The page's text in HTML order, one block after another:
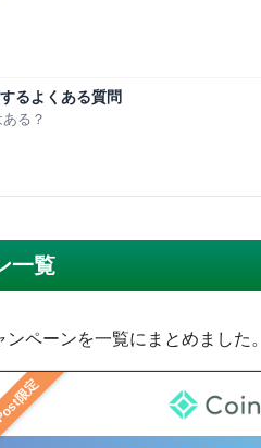
るよくある質問
る？
一覧
ペーンを一覧にまとめました。
限定